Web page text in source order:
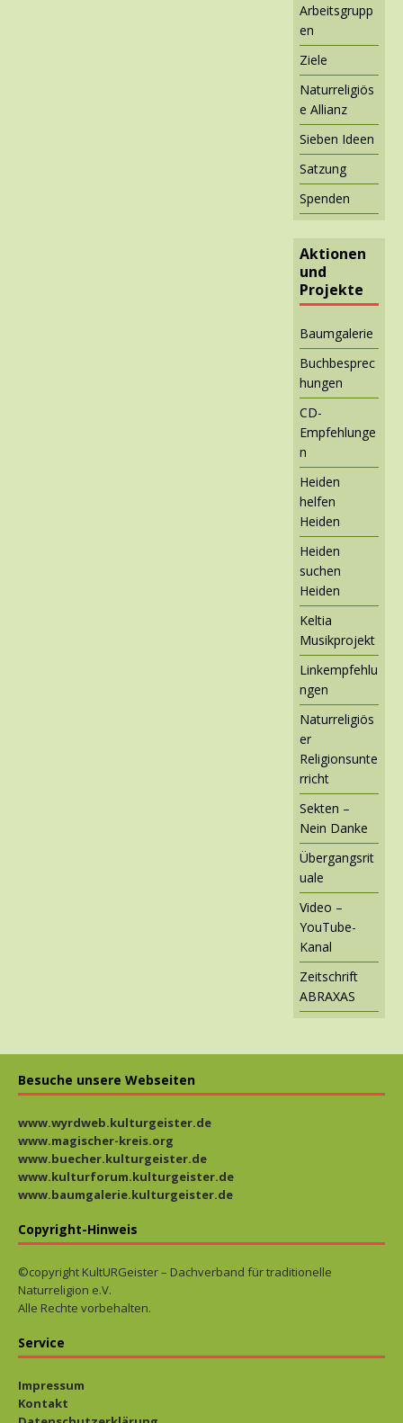
Arbeitsgrupp
en
Ziele
Naturreligiös
e Allianz
Sieben Ideen
Satzung
Spenden
Aktionen
und
Projekte
Baumgalerie
Buchbesprec
hungen
CD-
Empfehlunge
n
Heiden
helfen
Heiden
Heiden
suchen
Heiden
Keltia
Musikprojekt
Linkempfehlu
ngen
Naturreligiös
er
Religionsunte
rricht
Sekten –
Nein Danke
Übergangsrit
uale
Video –
YouTube-
Kanal
Zeitschrift
ABRAXAS
Besuche unsere Webseiten
www.wyrdweb.kulturgeister.de
www.magischer-kreis.org
www.buecher.kulturgeister.de
www.kulturforum.kulturgeister.de
www.baumgalerie.kulturgeister.de
Copyright-Hinweis
©copyright KultURGeister – Dachverband für traditionelle
Naturreligion e.V.
Alle Rechte vorbehalten.
Service
Impressum
Kontakt